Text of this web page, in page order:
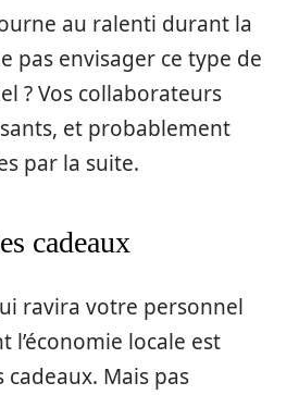
au ralenti durant la
pas envisager ce type de
? Vos collaborateurs
et probablement
par la suite.
cadeaux
ravira votre personnel
l’économie locale est
cadeaux. Mais pas